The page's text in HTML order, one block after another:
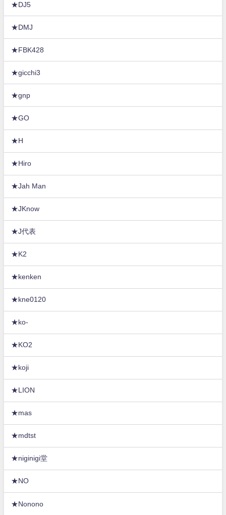
★DJ5
★DMJ
★FBK428
★gicchi3
★gnp
★GO
★H
★Hiro
★Jah Man
★JKnow
★J代表
★K2
★kenken
★kne0120
★ko-
★KO2
★koji
★LION
★mas
★mdtst
★niginigi堂
★NO
★Nonono